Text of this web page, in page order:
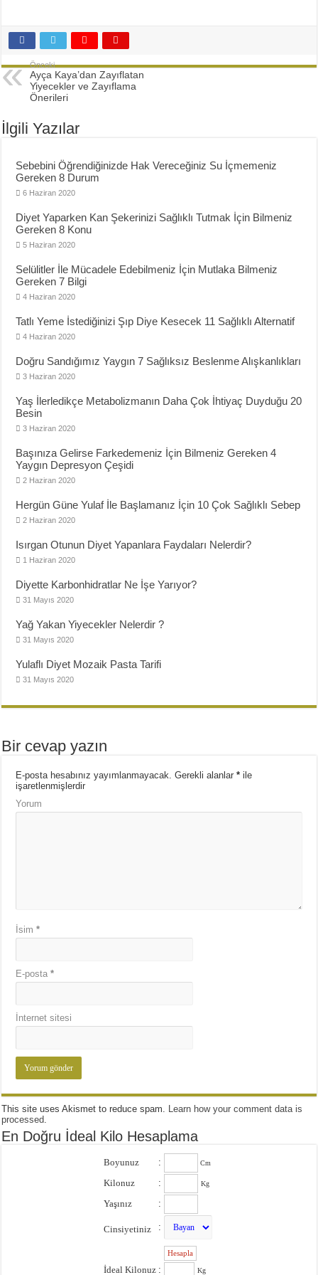
Yulaflı Diyet Mozaik Pasta Tarifi
Dukan patlıcan kebabı
Önceki
Ayça Kaya’dan Zayıflatan
Yiyecekler ve Zayıflama
Önerileri
İlgili Yazılar
Sebebini Öğrendiğinizde Hak Vereceğiniz Su İçmemeniz
Gereken 8 Durum
6 Haziran 2020
Diyet Yaparken Kan Şekerinizi Sağlıklı Tutmak İçin Bilmeniz
Gereken 8 Konu
5 Haziran 2020
Selülitler İle Mücadele Edebilmeniz İçin Mutlaka Bilmeniz
Gereken 7 Bilgi
4 Haziran 2020
Tatlı Yeme İstediğinizi Şıp Diye Kesecek 11 Sağlıklı Alternatif
4 Haziran 2020
Doğru Sandığımız Yaygın 7 Sağlıksız Beslenme Alışkanlıkları
3 Haziran 2020
Yaş İlerledikçe Metabolizmanın Daha Çok İhtiyaç Duyduğu 20
Besin
3 Haziran 2020
Başınıza Gelirse Farkedemeniz İçin Bilmeniz Gereken 4
Yaygın Depresyon Çeşidi
2 Haziran 2020
Hergün Güne Yulaf İle Başlamanız İçin 10 Çok Sağlıklı Sebep
2 Haziran 2020
Isırgan Otunun Diyet Yapanlara Faydaları Nelerdir?
1 Haziran 2020
Diyette Karbonhidratlar Ne İşe Yarıyor?
31 Mayıs 2020
Yağ Yakan Yiyecekler Nelerdir ?
31 Mayıs 2020
Yulaflı Diyet Mozaik Pasta Tarifi
31 Mayıs 2020
Bir cevap yazın
E-posta hesabınız yayımlanmayacak. Gerekli alanlar* ile
işaretlenmişlerdir
Yorum
İsim*
E-posta*
İnternet sitesi
This site uses Akismet to reduce spam. Learn how your comment data is
processed.
En Doğru İdeal Kilo Hesaplama
Boyunuz : Cm
Kilonuz : Kg
Yaşınız :
Cinsiyetiniz :
İdeal Kilonuz : Kg